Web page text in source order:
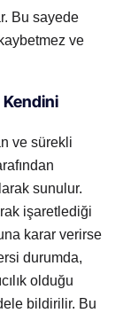
Bu sayede
ve
Kendini
ve sürekli
sunulur.
işaretlediği
karar verirse
durumda,
olduğu
bildirilir. Bu